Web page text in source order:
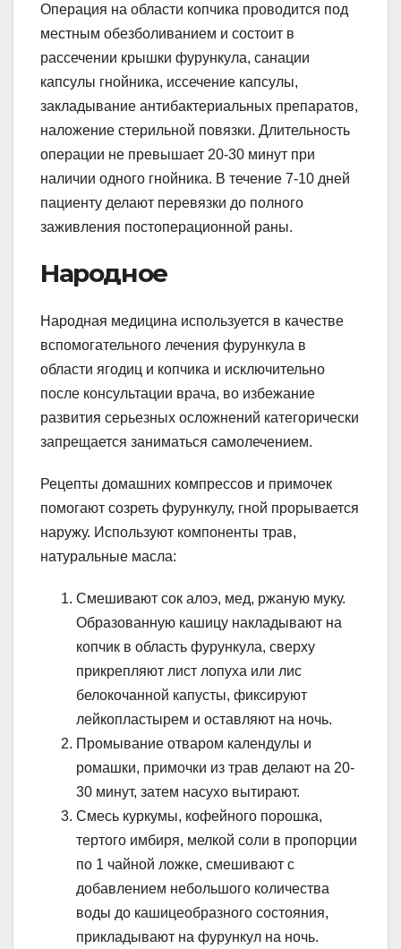
Операция на области копчика проводится под
местным обезболиванием и состоит в
рассечении крышки фурункула, санации
капсулы гнойника, иссечение капсулы,
закладывание антибактериальных препаратов,
наложение стерильной повязки. Длительность
операции не превышает 20-30 минут при
наличии одного гнойника. В течение 7-10 дней
пациенту делают перевязки до полного
заживления постоперационной раны.
Народное
Народная медицина используется в качестве
вспомогательного лечения фурункула в
области ягодиц и копчика и исключительно
после консультации врача, во избежание
развития серьезных осложнений категорически
запрещается заниматься самолечением.
Рецепты домашних компрессов и примочек
помогают созреть фурункулу, гной прорывается
наружу. Используют компоненты трав,
натуральные масла:
Смешивают сок алоэ, мед, ржаную муку.
Образованную кашицу накладывают на
копчик в область фурункула, сверху
прикрепляют лист лопуха или лис
белокочанной капусты, фиксируют
лейкопластырем и оставляют на ночь.
Промывание отваром календулы и
ромашки, примочки из трав делают на 20-
30 минут, затем насухо вытирают.
Смесь куркумы, кофейного порошка,
тертого имбиря, мелкой соли в пропорции
по 1 чайной ложке, смешивают с
добавлением небольшого количества
воды до кашицеобразного состояния,
прикладывают на фурункул на ночь.